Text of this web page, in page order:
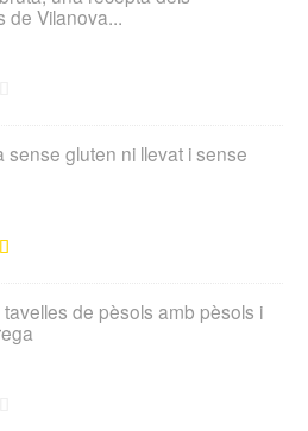
de Vilanova...
sense gluten ni llevat i sense
de pèsols amb pèsols i